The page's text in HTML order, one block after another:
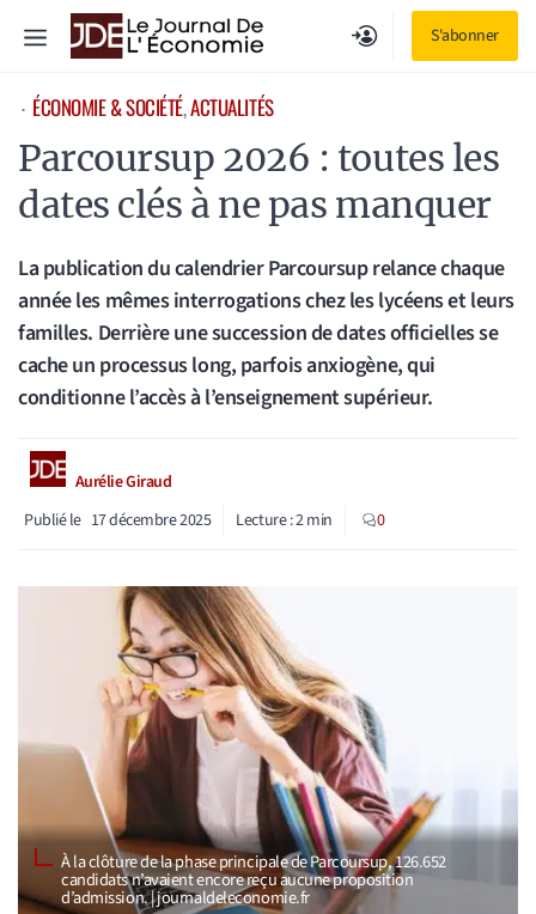
S'abonner
Menu
⋅ ÉCONOMIE & SOCIÉTÉ, ACTUALITÉS
Parcoursup 2026 : toutes les
dates clés à ne pas manquer
La publication du calendrier Parcoursup relance chaque
année les mêmes interrogations chez les lycéens et leurs
familles. Derrière une succession de dates officielles se
cache un processus long, parfois anxiogène, qui
conditionne l’accès à l’enseignement supérieur.
Aurélie Giraud
Publié le 17 décembre 2025 Lecture :2min 0
À la clôture de la phase principale de Parcoursup, 126.652
candidats n’avaient encore reçu aucune proposition
d’admission. | journaldeleconomie.fr